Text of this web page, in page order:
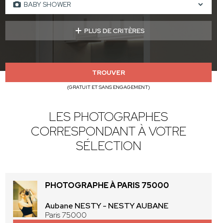
PLUS DE CRITÈRES
TROUVER
(GRATUIT ET SANS ENGAGEMENT)
LES PHOTOGRAPHES
CORRESPONDANT À VOTRE
SÉLECTION
PHOTOGRAPHE À PARIS 75000
Aubane NESTY - NESTY AUBANE
Paris 75000